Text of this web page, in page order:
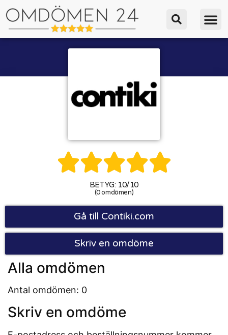

BETYG: 10/10
(0 omdömen)
Gå till Contiki.com
Skriv en omdöme
Alla omdömen
Antal omdömen: 0
Skriv en omdöme